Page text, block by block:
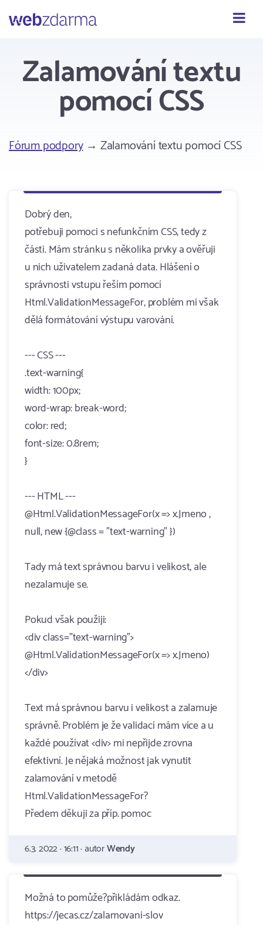
Webzdarma
Zalamování textu
pomocí CSS
Fórum podpory→ Zalamování textu pomocí CSS
Dobrý den,
potřebuji pomoci s nefunkčním CSS, tedy z
části. Mám stránku s několika prvky a ověřuji
u nich uživatelem zadaná data. Hlášení o
správnosti vstupu řeším pomocí
Html.ValidationMessageFor, problém mi však
dělá formátování výstupu varování.
--- CSS ---
.text-warning{
width: 100px;
word-wrap: break-word;
color: red;
font-size: 0.8rem;
}
--- HTML ---
@Html.ValidationMessageFor(x => x.Jmeno ,
null, new {@class = "text-warning" })
Tady má text správnou barvu i velikost, ale
nezalamuje se.
Pokud však použiji:
<div class="text-warning">
@Html.ValidationMessageFor(x => x.Jmeno)
</div>
Text má správnou barvu i velikost a zalamuje
správně. Problém je že validací mám více a u
každé používat <div> mi nepřijde zrovna
efektivní. Je nějaká možnost jak vynutit
zalamování v metodě
Html.ValidationMessageFor?
Předem děkuji za příp. pomoc
6.3. 2022 · 16:11 · autorWendy
Možná to pomůže?přikládám odkaz.
https://jecas.cz/zalamovani-slov